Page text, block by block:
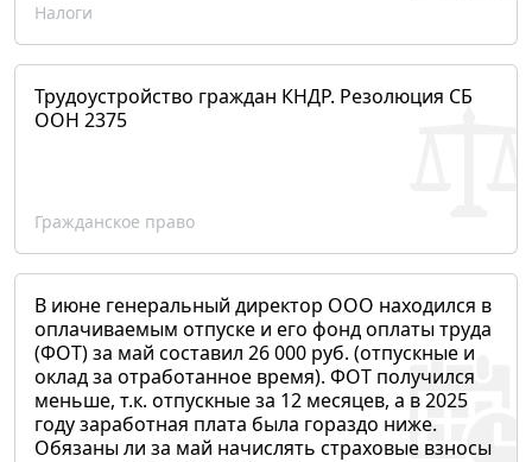
Налоги
Трудоустройство граждан КНДР. Резолюция СБ
ООН 2375
Гражданское право
В июне генеральный директор ООО находился в
оплачиваемым отпуске и его фонд оплаты труда
(ФОТ) за май составил 26 000 руб. (отпускные и
оклад за отработанное время). ФОТ получился
меньше, т.к. отпускные за 12 месяцев, а в 2025
году заработная плата была гораздо ниже.
Обязаны ли за май начислять страховые взносы